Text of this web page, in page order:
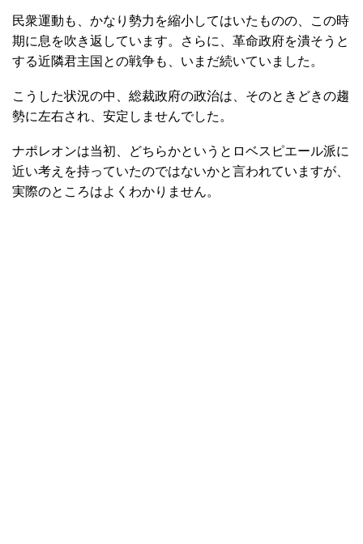
民衆運動も、かなり勢力を縮小してはいたものの、この時
期に息を吹き返しています。さらに、革命政府を潰そうと
する近隣君主国との戦争も、いまだ続いていました。
こうした状況の中、総裁政府の政治は、そのときどきの趨
勢に左右され、安定しませんでした。
ナポレオンは当初、どちらかというとロベスピエール派に
近い考えを持っていたのではないかと言われていますが、
実際のところはよくわかりません。